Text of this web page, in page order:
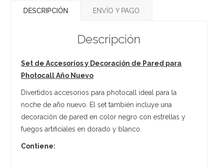
DESCRIPCIÓN ENVÍO Y PAGO
Descripción
Set de Accesorios y Decoración de Pared para
Photocall Año Nuevo
Divertidos accesorios para photocall ideal para la
noche de año nuevo. El set también incluye una
decoración de pared en color negro con estrellas y
fuegos artificiales en dorado y blanco.
Contiene: